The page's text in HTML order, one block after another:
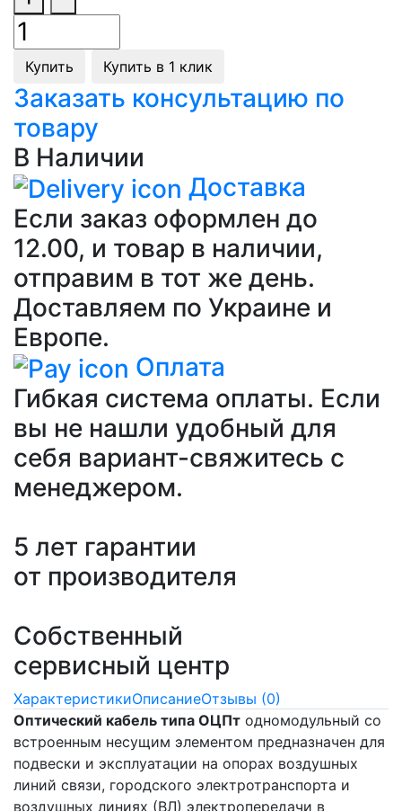
Купить Купить в 1 клик
Заказать консультацию по
товару
В Наличии
Доставка
Если заказ оформлен до
12.00, и товар в наличии,
отправим в тот же день.
Доставляем по Украине и
Европе.
Оплата
Гибкая система оплаты. Если
вы не нашли удобный для
себя вариант-свяжитесь с
менеджером.
5 лет гарантии
от производителя
Собственный
сервисный центр
ХарактеристикиОписаниеОтзывы (0)
Оптический кабель типа ОЦПт одномодульный со
встроенным несущим элементом предназначен для
подвески и эксплуатации на опорах воздушных
линий связи, городского электротранспорта и
воздушных линиях (ВЛ) электропередачи в